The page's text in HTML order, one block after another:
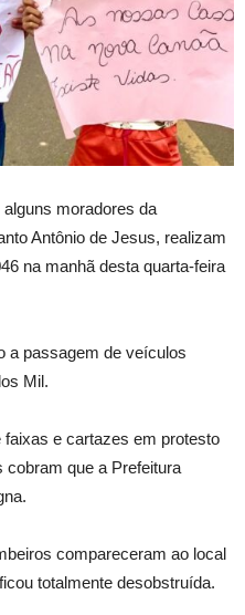
moradores da
Antônio de Jesus, realizam
na manhã desta quarta-feira
a passagem de veículos
Mil.
e cartazes em protesto
cobram que a Prefeitura
compareceram ao local
totalmente desobstruída.